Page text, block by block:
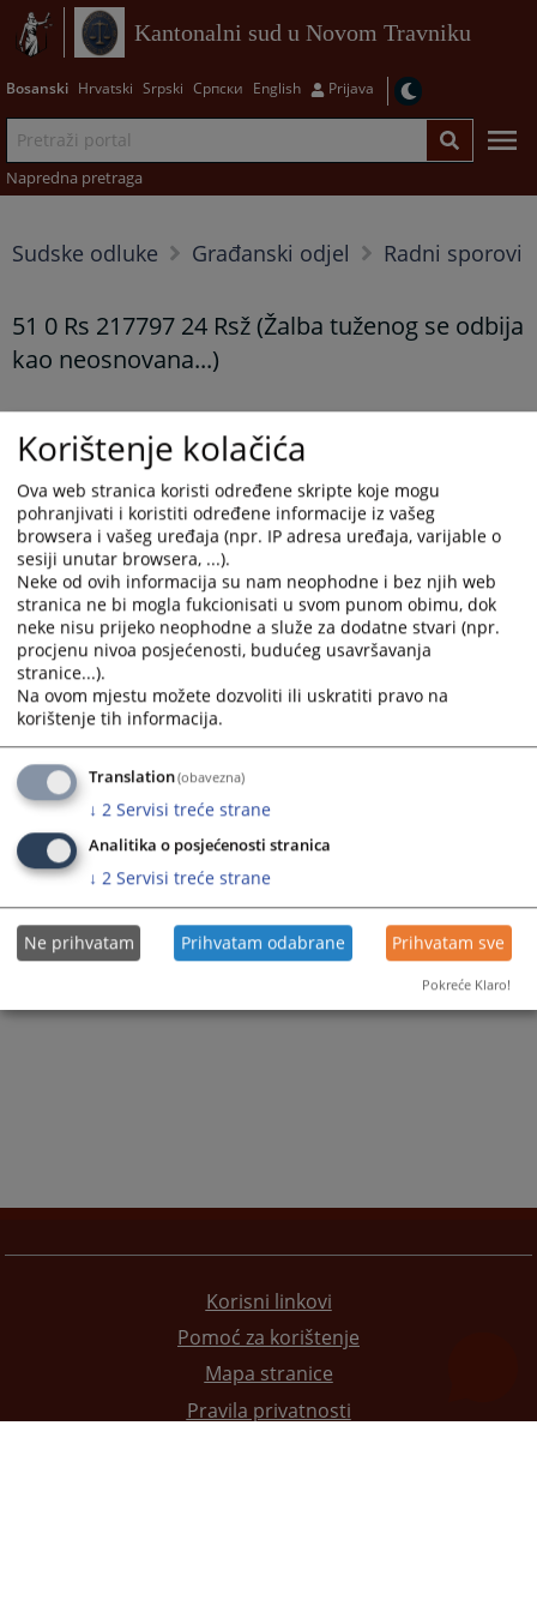
Kantonalni sud u Novom Travniku
Bosanski Hrvatski Srpski Српски English Prijava
Napredna pretraga
Sudske odluke Građanski odjel Radni sporovi
51 0 Rs 217797 24 Rsž (Žalba tuženog se odbija
kao neosnovana...)
Prateći dokumenti
51 0 Rs 217797 24 Rsz
180PREGLEDA
Korisni linkovi
Pomoć za korištenje
Mapa stranice
Pravila privatnosti
Korištenje kolačića
Ova web stranica koristi određene skripte koje mogu
pohranjivati i koristiti određene informacije iz vašeg
browsera i vašeg uređaja (npr. IP adresa uređaja, varijable o
sesiji unutar browsera, ...).
Neke od ovih informacija su nam neophodne i bez njih web
stranica ne bi mogla fukcionisati u svom punom obimu, dok
neke nisu prijeko neophodne a služe za dodatne stvari (npr.
procjenu nivoa posjećenosti, budućeg usavršavanja
stranice...).
Na ovom mjestu možete dozvoliti ili uskratiti pravo na
korištenje tih informacija.
Translation(obavezna)
↓ 2 Servisi treće strane
Analitika o posjećenosti stranica
↓ 2 Servisi treće strane
Ne prihvatam Prihvatam odabrane Prihvatam sve
Pokreće Klaro!